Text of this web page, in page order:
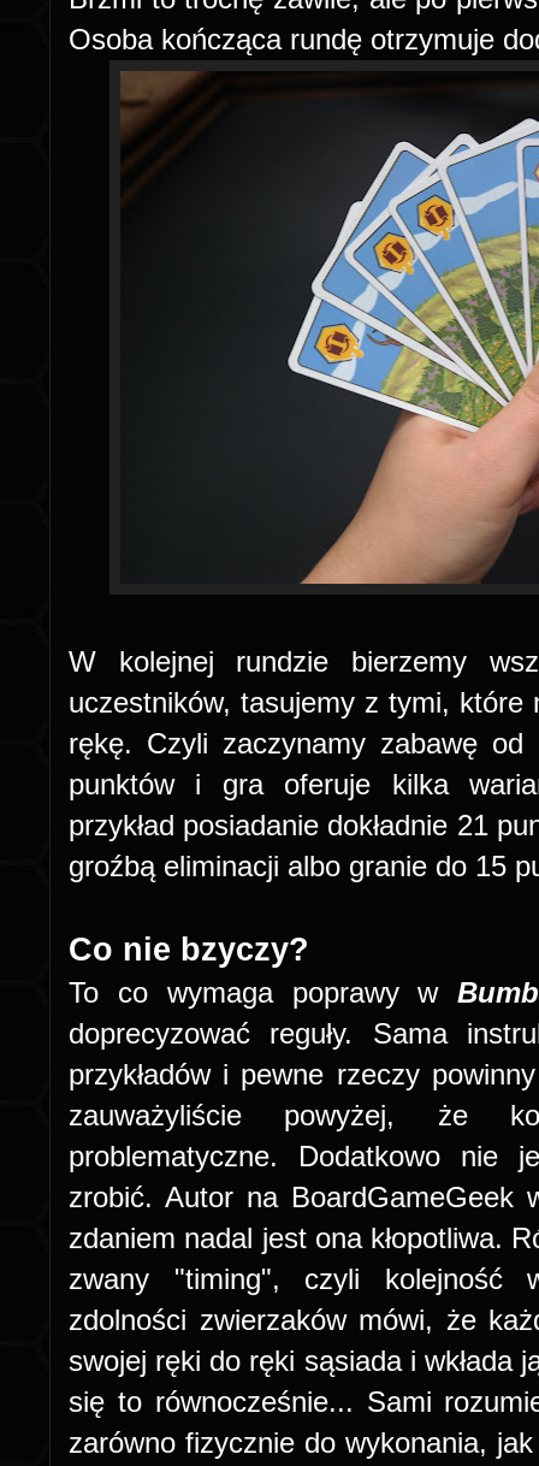
Osoba kończąca rundę otrzymuje
W kolejnej rundzie bierzemy
uczestników, tasujemy z tymi, które
rękę. Czyli zaczynamy zabawę
punktów i gra oferuje kilka
przykład posiadanie dokładnie 21
groźbą eliminacji albo granie do 15
Co nie bzyczy?
To co wymaga poprawy w
doprecyzować reguły. Sama
przykładów i pewne rzeczy
zauważyliście powyżej, że
problematyczne. Dodatkowo nie
zrobić. Autor na BoardGameGeek
zdaniem nadal jest ona kłopotliwa.
zwany "timing", czyli kolejność
zdolności zwierzaków mówi, że
swojej ręki do ręki sąsiada i wkłada
się to równocześnie... Sami
zarówno fizycznie do wykonania,